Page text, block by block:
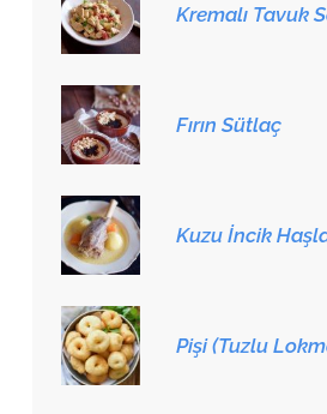
Kremalı Tavuk
Fırın Sütlaç
Kuzu İncik
Pişi (Tuzlu